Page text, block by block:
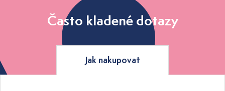
Často kladené dotazy
Jak nakupovat